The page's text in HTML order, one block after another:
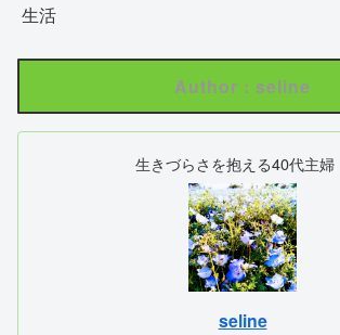
生活
Author : seline
生きづらさを抱える40代主婦
seline